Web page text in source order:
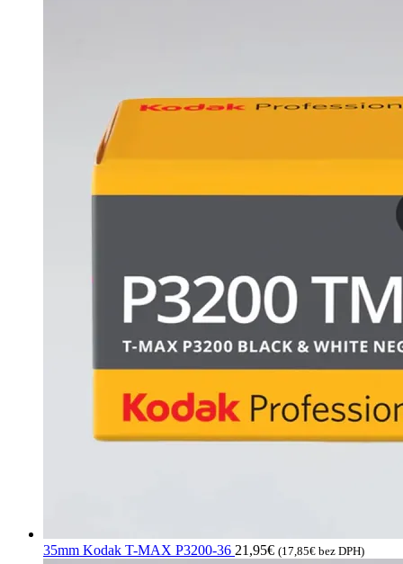
35mm Kodak T-MAX P3200-36 21,95€ (17,85€ bez DPH)